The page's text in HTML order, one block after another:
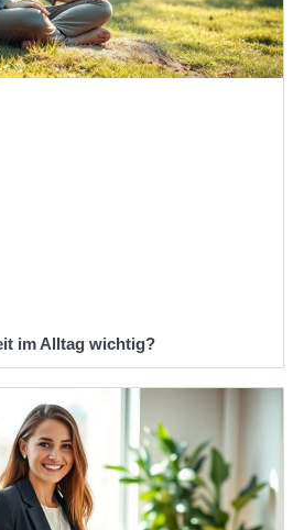
im Alltag wichtig?